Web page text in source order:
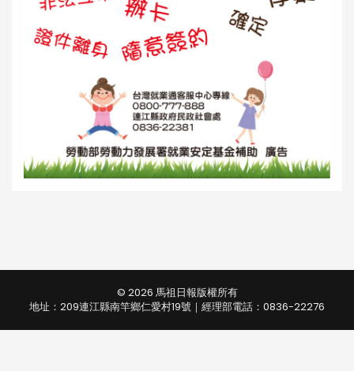
© 2026 馬祖日報版權所有
地址：209連江縣南竿鄉仁愛村19號｜經理部電話：0836-22276